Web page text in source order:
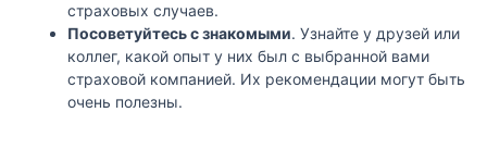
страховых случаев.
Посоветуйтесь с знакомыми. Узнайте у друзей или
коллег, какой опыт у них был с выбранной вами
страховой компанией. Их рекомендации могут быть
очень полезны.